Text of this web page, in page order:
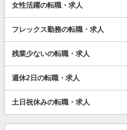
女性活躍の転職・求人
フレックス勤務の転職・求人
残業少ないの転職・求人
週休2日の転職・求人
土日祝休みの転職・求人